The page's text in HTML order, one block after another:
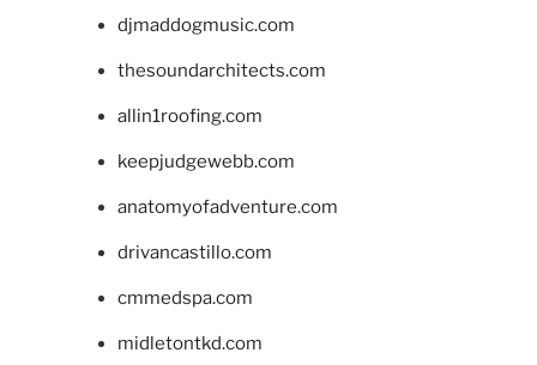
djmaddogmusic.com
thesoundarchitects.com
allin1roofing.com
keepjudgewebb.com
anatomyofadventure.com
drivancastillo.com
cmmedspa.com
midletontkd.com